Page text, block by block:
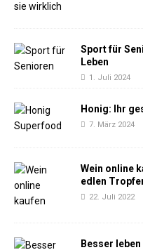
Sport für
Leben
1. Juli 2024
Honig: Ihr
7. März 2024
Wein online
edlen
22. Juli 2022
Besser